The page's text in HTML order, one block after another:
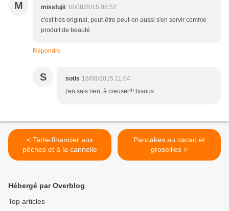
M missfujii 18/08/2015 08:52
c'est très original, peut-être peut-on aussi s'en servir comme
produit de beauté
Répondre
S sotis 18/08/2015 11:04
j'en sais rien, à creuser!!! bisous
< Tarte-financier aux
pêches et à la cannelle
Pancakes au cacao et
groseilles >
Hébergé par Overblog
Top articles